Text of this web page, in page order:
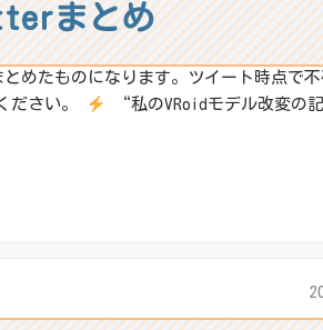
まとめ
めたものになります。ツイート時点で
ださい。
“私のVRoidモデル改変の